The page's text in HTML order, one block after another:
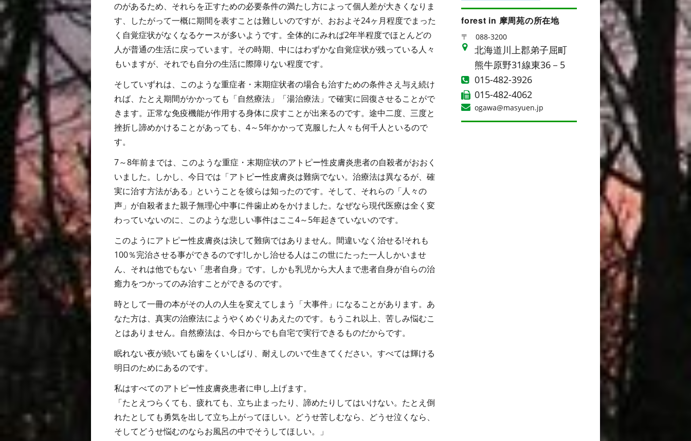
のがあるため、それらを正すための必要条件の満たし方によって個人差が大きくなりま
す、したがって一概に期間を表すことは難しいのですが、おおよそ24ヶ月程度でまった
く自覚症状がなくなるケースが多いようです。全体的にみれば2年半程度でほとんどの
人が普通の生活に戻っています。その時期、中にはわずかな自覚症状が残っている人々
もいますが、それでも自分の生活に際障りない程度です。
そしていずれは、このような重症者・末期症状者の場合も治すための条件さえ与え続け
れば、たとえ期間がかかっても「自然療法」「湯治療法」で確実に回復させることがで
きます。正常な免疫機能が作用する身体に戻すことが出来るのです。途中二度、三度と
挫折し諦めかけることがあっても、4～5年かかって克服した人々も何千人といるので
す。
7～8年前までは、このような重症・末期症状のアトピー性皮膚炎患者の自殺者がおおく
いました。しかし、今日では「アトピー性皮膚炎は難病でない。治療法は異なるが、確
実に治す方法がある」ということを彼らは知ったのです。そして、それらの「人々の
声」が自殺者また親子無理心中事に件歯止めをかけました。なぜなら現代医療は全く変
わっていないのに、このような悲しい事件はここ4～5年起きていないのです。
このようにアトピー性皮膚炎は決して難病ではありません。間違いなく治せる!それも
100％完治させる事ができるのです!しかし治せる人はこの世にたった一人しかいませ
ん、それは他でもない「患者自身」です。しかも乳児から大人まで患者自身が自らの治
癒力をつかってのみ治すことができるのです。
時として一冊の本がその人の人生を変えてしまう「大事件」になることがあります。あ
なた方は、真実の治療法にようやくめぐりあえたのです。もうこれ以上、苦しみ悩むこ
とはありません。自然療法は、今日からでも自宅で実行できるものだからです。
眠れない夜が続いても歯をくいしばり、耐えしのいで生きてください。すべては輝ける
明日のためにあるのです。
私はすべてのアトピー性皮膚炎患者に申し上げます。
「たとえつらくても、疲れても、立ち止まったり、諦めたりしてはいけない。たとえ倒
れたとしても勇気を出して立ち上がってほしい。どうせ苦しむなら、どうせ泣くなら、
そしてどうせ悩むのならお風呂の中でそうしてほしい。」
forest in 摩周苑の所在地
〒 088-3200
北海道川上郡弟子屈町
熊牛原野31線東36－5
015-482-3926
015-482-4062
ogawa@masyuen.jp